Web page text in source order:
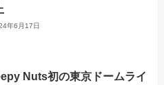
年6月17日
Nuts初の東京ドームライ